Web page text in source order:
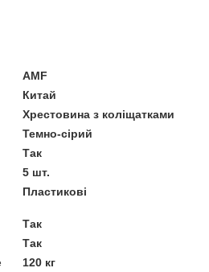
AMF
Китай
Хрестовина з коліщатками
Темно-сірий
Так
5 шт.
Пластикові
Так
Так
120 кг